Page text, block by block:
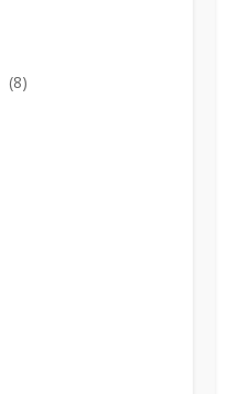
(8)